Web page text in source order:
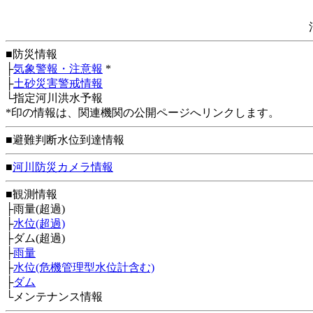
■防災情報
├気象警報・注意報 *
├土砂災害警戒情報
└指定河川洪水予報
*印の情報は、関連機関の公開ページへリンクします。
■避難判断水位到達情報
■河川防災カメラ情報
■観測情報
├雨量(超過)
├水位(超過)
├ダム(超過)
├雨量
├水位(危機管理型水位計含む)
├ダム
└メンテナンス情報